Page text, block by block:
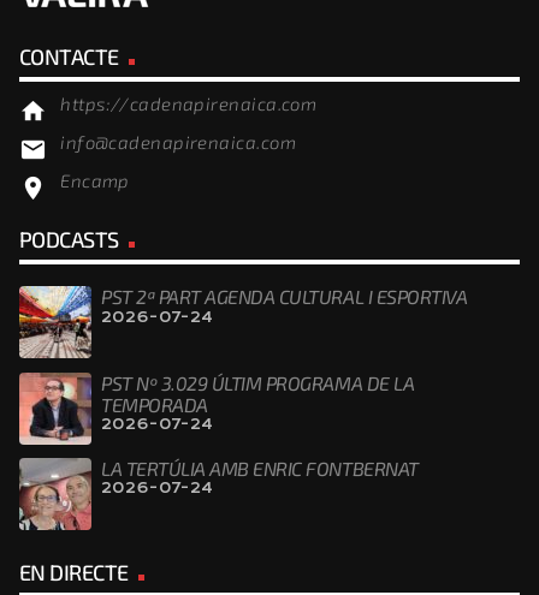
CONTACTE
home https://cadenapirenaica.com
email info@cadenapirenaica.com
location_on Encamp
PODCASTS
PST 2ª PART AGENDA CULTURAL I ESPORTIVA
2026-07-24
PST Nº 3.029 ÚLTIM PROGRAMA DE LA
TEMPORADA
2026-07-24
LA TERTÚLIA AMB ENRIC FONTBERNAT
2026-07-24
EN DIRECTE